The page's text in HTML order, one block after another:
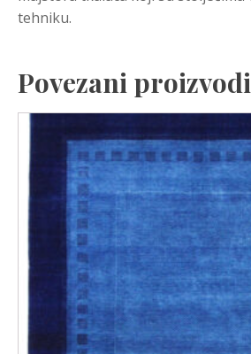
tehniku.
Povezani proizvodi